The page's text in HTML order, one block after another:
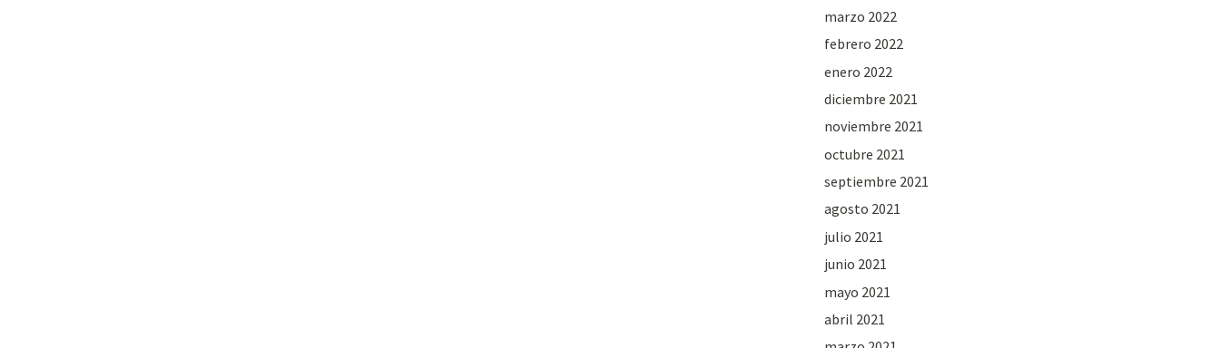
marzo 2022
febrero 2022
enero 2022
diciembre 2021
noviembre 2021
octubre 2021
septiembre 2021
agosto 2021
julio 2021
junio 2021
mayo 2021
abril 2021